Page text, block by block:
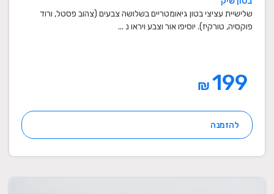
מתנות סוף שנה למורים
שלישיית עציצי בטון גיאומטריים בשלושה צבעים (צהוב פסטל, ורוד
פוקסיה, טורקיז). יוסיפו אור וצבע ויראו נ ...
₪
להזמנה